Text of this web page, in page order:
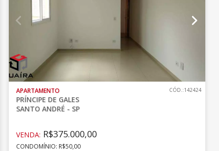
APARTAMENTO
PRÍNCIPE DE GALES
SANTO ANDRÉ - SP
CÓD.:142424
VENDA: R$375.000,00
CONDOMÍNIO: R$50,00